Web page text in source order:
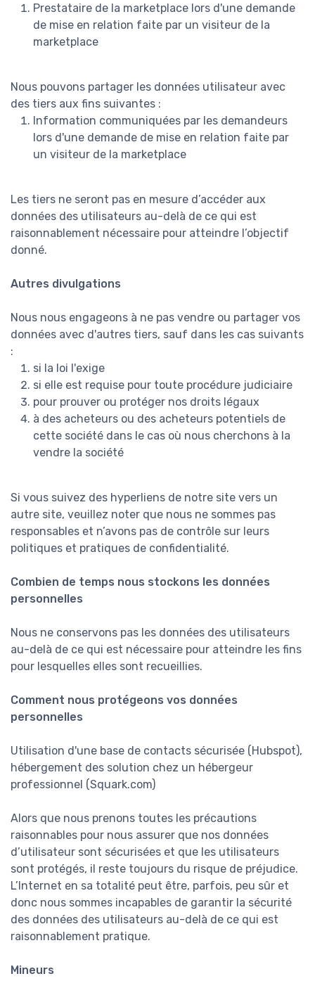
Prestataire de la marketplace lors d'une demande
de mise en relation faite par un visiteur de la
marketplace
Nous pouvons partager les données utilisateur avec
des tiers aux fins suivantes :
Information communiquées par les demandeurs
lors d'une demande de mise en relation faite par
un visiteur de la marketplace
Les tiers ne seront pas en mesure d’accéder aux
données des utilisateurs au-delà de ce qui est
raisonnablement nécessaire pour atteindre l’objectif
donné.
Autres divulgations
Nous nous engageons à ne pas vendre ou partager vos
données avec d'autres tiers, sauf dans les cas suivants
:
si la loi l'exige
si elle est requise pour toute procédure judiciaire
pour prouver ou protéger nos droits légaux
à des acheteurs ou des acheteurs potentiels de
cette société dans le cas où nous cherchons à la
vendre la société
Si vous suivez des hyperliens de notre site vers un
autre site, veuillez noter que nous ne sommes pas
responsables et n’avons pas de contrôle sur leurs
politiques et pratiques de confidentialité.
Combien de temps nous stockons les données
personnelles
Nous ne conservons pas les données des utilisateurs
au-delà de ce qui est nécessaire pour atteindre les fins
pour lesquelles elles sont recueillies.
Comment nous protégeons vos données
personnelles
Utilisation d'une base de contacts sécurisée (Hubspot),
hébergement des solution chez un hébergeur
professionnel (Squark.com)
Alors que nous prenons toutes les précautions
raisonnables pour nous assurer que nos données
d’utilisateur sont sécurisées et que les utilisateurs
sont protégés, il reste toujours du risque de préjudice.
L’Internet en sa totalité peut être, parfois, peu sûr et
donc nous sommes incapables de garantir la sécurité
des données des utilisateurs au-delà de ce qui est
raisonnablement pratique.
Mineurs